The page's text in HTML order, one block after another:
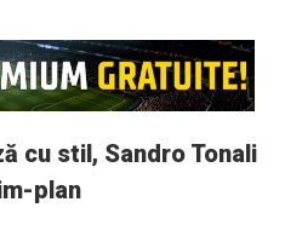
cu stil, Sandro Tonali
plan